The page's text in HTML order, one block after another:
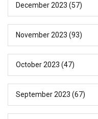
December 2023 (57)
November 2023 (93)
October 2023 (47)
September 2023 (67)